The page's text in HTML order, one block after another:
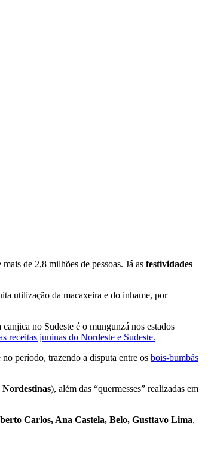
de 2,8 milhões de pessoas. Já as festividades
utilização da macaxeira e do inhame, por
canjica no Sudeste é o mungunzá nos estados
receitas juninas do Nordeste e Sudeste.
no período, trazendo a disputa entre os bois-bumbás
), além das “quermesses” realizadas em
Carlos, Ana Castela, Belo, Gusttavo Lima,